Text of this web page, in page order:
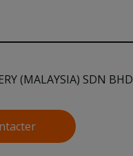
(MALAYSIA) SDN BHD
Us